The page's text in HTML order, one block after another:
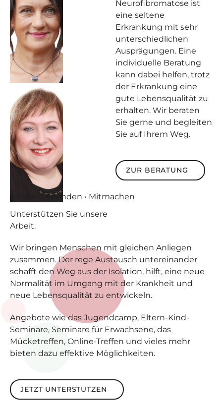
Neurofibromatose ist
eine seltene
Erkrankung mit sehr
unterschiedlichen
Ausprägungen. Eine
individuelle Beratung
kann dabei helfen, trotz
der Erkrankung eine
gute Lebensqualität zu
erhalten. Wir beraten
Sie gerne und begleiten
Sie auf Ihrem Weg.
Zur Beratung
ZUR BERATUNG
Helfen • Spenden • Mitmachen
Unterstützen Sie unsere
Arbeit.
Wir bringen Menschen mit gleichen Anliegen
zusammen. Der rege Austausch untereinander
schafft den Weg aus der Isolation, hilft, eine neue
Normalität im Umgang mit der Krankheit und
neue Lebensqualität zu entwickeln.
Angebote wie das Jugendcamp, Eltern-Kind-
Seminare, Seminare für Erwachsene, das
Mücketreffen, Online-Treffen und vieles mehr
bieten dazu effektive Möglichkeiten.
Jetzt unterstützen
JETZT UNTERSTÜTZEN